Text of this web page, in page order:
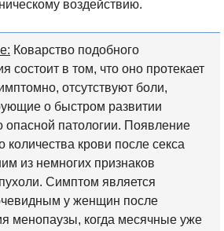
воздействию.
Коварство подобного
состоит в том, что оно протекает
отсутствуют боли,
о быстром развитии
опасной патологии. Появление
количества крови после секса
из немногих признаков
Симптом является
у женщин после
менопаузы, когда месячные уже